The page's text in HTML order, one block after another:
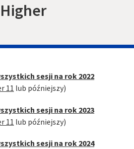
sesji na rok 2022
11 lub późniejszy)
sesji na rok 2023
11 lub późniejszy)
sesji na rok 2024